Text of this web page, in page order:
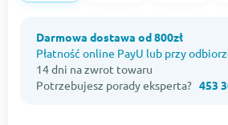
Darmowa dostawa od 800zł
Płatność online PayU lub przy
14 dni na zwrot towaru
Potrzebujesz porady eksperta? 453